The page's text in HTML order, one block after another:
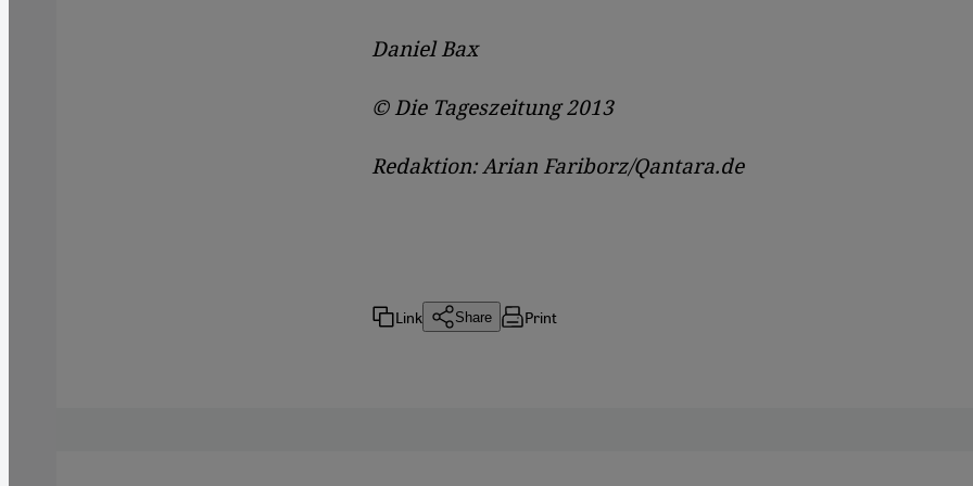
Daniel Bax
© Die Tageszeitung 2013
Redaktion: Arian Fariborz/Qantara.de
Link Share Print